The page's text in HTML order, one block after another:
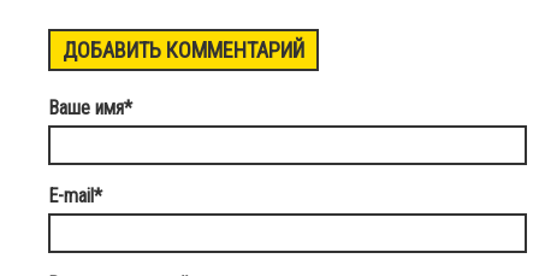
ДОБАВИТЬ КОММЕНТАРИЙ
Ваше имя*
E-mail*